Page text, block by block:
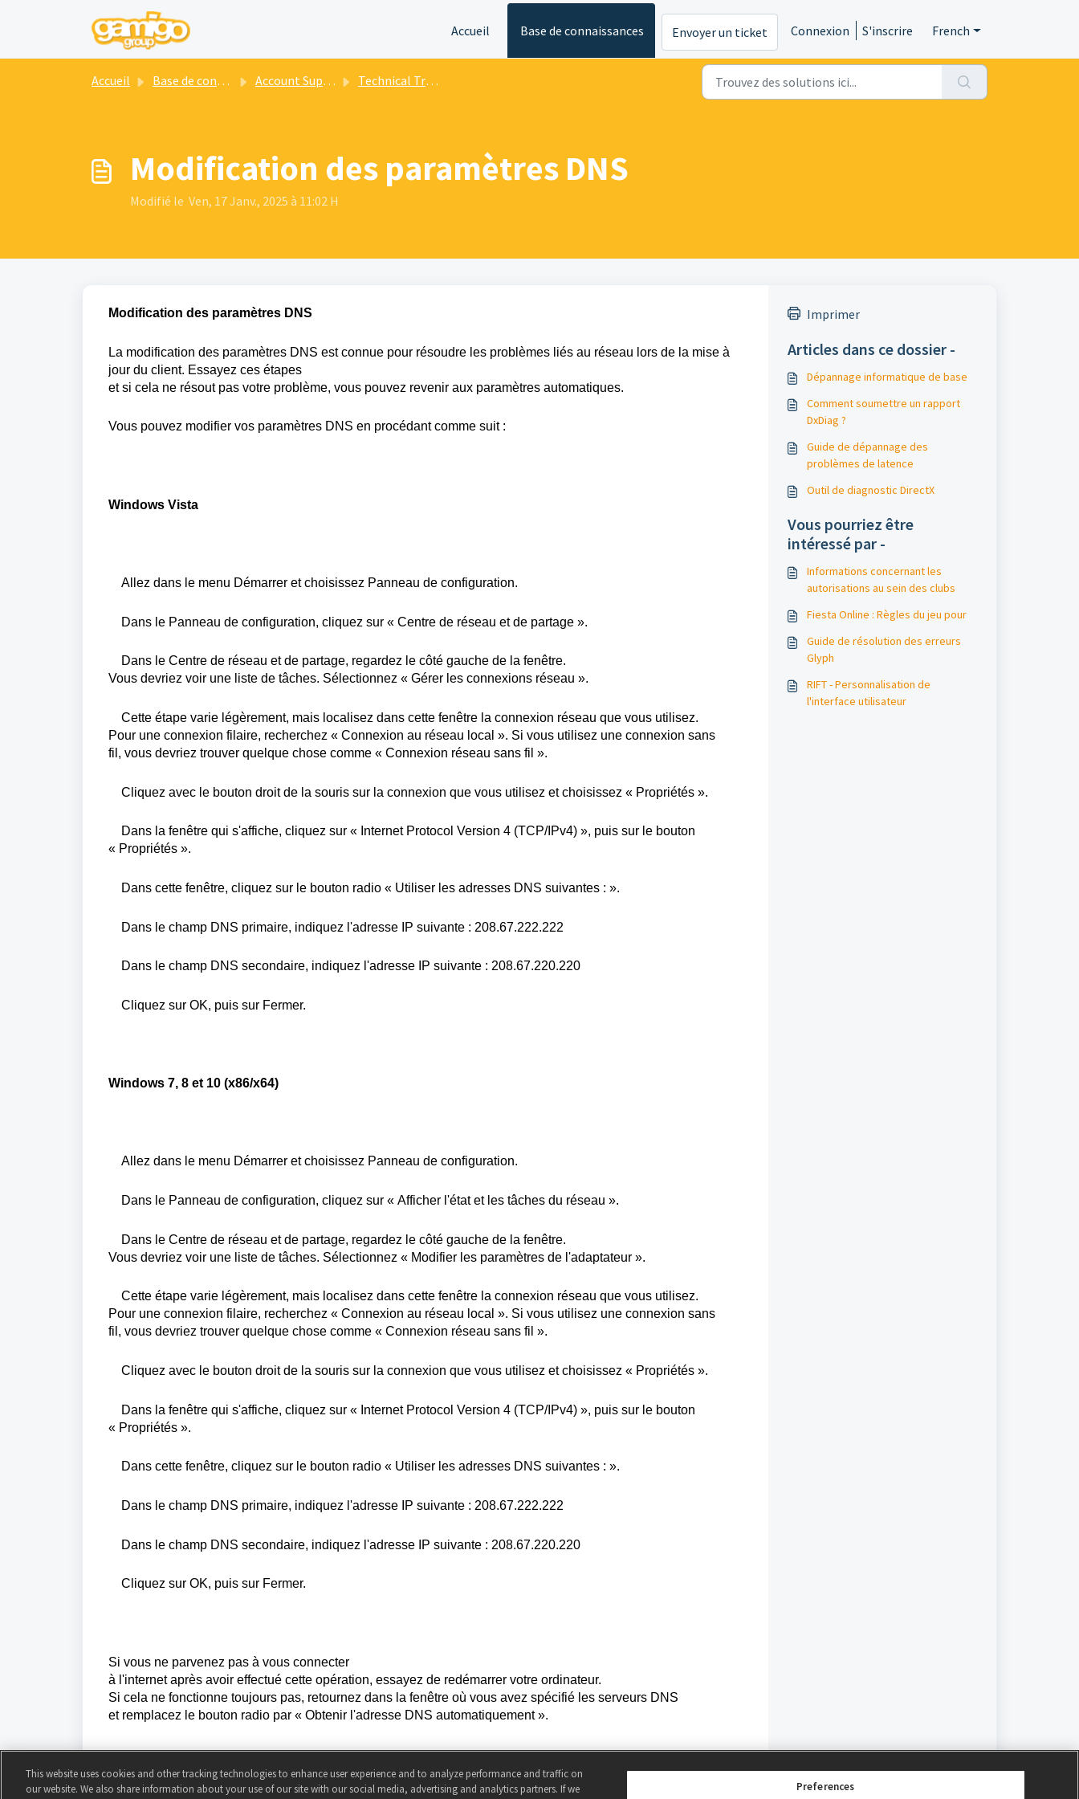
Passer au contenu principal
Accueil
Base de connaissances Envoyer un ticket Connexion S'inscrire French
Accueil Base de connaissances Account Support Technical Troubleshooting
Modification des paramètres DNS
Modifié le Ven, 17 Janv., 2025 à 11:02 H
Modification des paramètres DNS
La modification des paramètres DNS est connue pour résoudre les problèmes liés au réseau lors de la mise à
jour du client. Essayez ces étapes
etsi cela ne résoutpas votre problème, vous pouvez revenir aux paramètres automatiques.
Vous pouvez modifier vos paramètres DNS en procédant comme suit :
Windows Vista
Allez dans le menu Démarrer etchoisissez Panneau de configuration.
Dans le Panneau de configuration, cliquez sur « Centre de réseau et de partage ».
Dans le Centre de réseau et de partage, regardez le côté gauche de la fenêtre.
Vous devriez voir une liste de tâches. Sélectionnez « Gérer les connexions réseau ».
Cette étape varie légèrement, mais localisez dans cette fenêtre la connexion réseau que vous utilisez.
Pour une connexion filaire, recherchez « Connexion au réseau local ». Si vous utilisez une connexion sans
fil, vous devriez trouver quelque chose comme « Connexion réseau sans fil ».
Cliquez avec le bouton droit de la souris sur la connexion que vous utilisez etchoisissez « Propriétés ».
Dans la fenêtre qui s'affiche, cliquez sur « Internet Protocol Version 4 (TCP/IPv4) », puis sur le bouton
« Propriétés ».
Dans cette fenêtre, cliquez sur le bouton radio « Utiliser les adresses DNS suivantes : ».
Dans le champ DNS primaire, indiquez l'adresse IP suivante : 208.67.222.222
Dans le champ DNS secondaire, indiquez l'adresse IP suivante : 208.67.220.220
Cliquez sur OK, puis sur Fermer.
Windows 7, 8 et 10 (x86/x64)
Allez dans le menu Démarrer etchoisissez Panneau de configuration.
Dans le Panneau de configuration, cliquez sur « Afficher l'étatet les tâches du réseau ».
Dans le Centre de réseau et de partage, regardez le côté gauche de la fenêtre.
Vous devriez voir une liste de tâches. Sélectionnez « Modifier les paramètres de l'adaptateur ».
Cette étape varie légèrement, mais localisez dans cette fenêtre la connexion réseau que vous utilisez.
Pour une connexion filaire, recherchez « Connexion au réseau local ». Si vous utilisez une connexion sans
fil, vous devriez trouver quelque chose comme « Connexion réseau sans fil ».
Cliquez avec le bouton droit de la souris sur la connexion que vous utilisez etchoisissez « Propriétés ».
Dans la fenêtre qui s'affiche, cliquez sur « Internet Protocol Version 4 (TCP/IPv4) », puis sur le bouton
« Propriétés ».
Dans cette fenêtre, cliquez sur le bouton radio « Utiliser les adresses DNS suivantes : ».
Dans le champ DNS primaire, indiquez l'adresse IP suivante : 208.67.222.222
Dans le champ DNS secondaire, indiquez l'adresse IP suivante : 208.67.220.220
Cliquez sur OK, puis sur Fermer.
Si vous ne parvenez pas à vous connecter
à l'internetaprès avoir effectué cette opération, essayez de redémarrer votre ordinateur.
Si cela ne fonctionne toujours pas, retournez dans la fenêtre où vous avez spécifié les serveurs DNS
et remplacez le bouton radio par « Obtenir l'adresse DNS automatiquement».
Imprimer
Articles dans ce dossier -
Dépannage informatique de base
Comment soumettre un rapport
DxDiag ?
Guide de dépannage des
problèmes de latence
Outil de diagnostic DirectX
Vous pourriez être
intéressé par -
Informations concernant les
autorisations au sein des clubs
Fiesta Online : Règles du jeu pour
Guide de résolution des erreurs
Glyph
RIFT - Personnalisation de
l'interface utilisateur
This website uses cookies and other tracking technologies to enhance user experience and to analyze performance and traffic on
our website. We also share information about your use of our site with our social media, advertising and analytics partners. If we
Preferences